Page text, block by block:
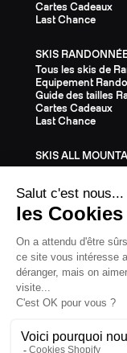
Cartes Cadeaux
Last Chance
SKIS
Tous les skis de
Equipement
Guide des tailles
Cartes Cadeaux
Last Chance
SKIS ALL
Guide des tailles
Cartes Cadeaux
Last Chance
ÉQUIPEMENT
Tout l'Équipement
Casques
Fixations
Bâtons
Couteaux
Textile